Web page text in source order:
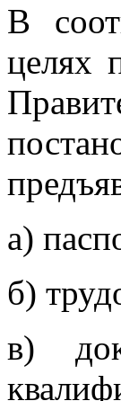
В
целях
а)
б)
в)